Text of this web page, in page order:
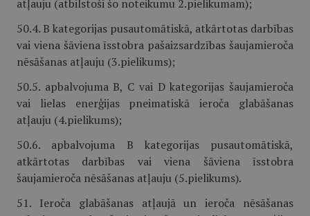
atļauju (atbilstoši šo noteikumu 2.pielikumam);
50.4. B kategorijas pusautomātiskā, atkārtotas darbības
vai viena šāviena īsstobra pašaizsardzības šaujamieroča
nēsāšanas atļauju (3.pielikums);
50.5. apbalvojuma B, C vai D kategorijas šaujamieroča
vai lielas enerģijas pneimatiskā ieroča glabāšanas
atļauju (4.pielikums);
50.6. apbalvojuma B kategorijas pusautomātiskā,
atkārtotas darbības vai viena šāviena īsstobra
šaujamieroča nēsāšanas atļauju (5.pielikums).
51. Ieroča glabāšanas atļaujā un ieroča nēsāšanas